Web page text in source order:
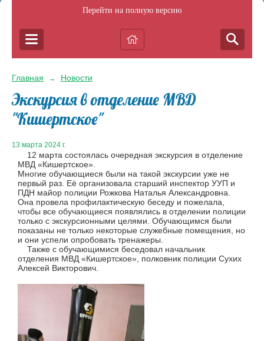
Перейти на полную версию
Главная → Новости
Экскурсия в отделение МВД
"Кишертское"
13 марта 2024 г.
12 марта состоялась очередная экскурсия в отделение
МВД «Кишертское».
Многие обучающиеся были на такой экскурсии уже не
первый раз. Её организовала старший инспектор УУП и
ПДН майор полиции Рожкова Наталья Александровна.
Она провела профилактическую беседу и пожелала,
чтобы все обучающиеся появлялись в отделении полиции
только с экскурсионными целями. Обучающимся были
показаны не только некоторые служебные помещения, но
и они успели опробовать тренажеры.
Также с обучающимися беседовал начальник
отделения МВД «Кишертское», полковник полиции Сухих
Алексей Викторович.